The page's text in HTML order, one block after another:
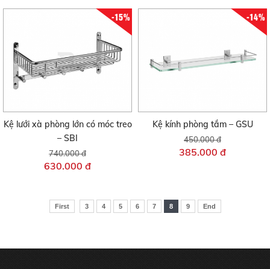
-15%
Kệ lưới xà phòng lớn có móc treo
– SBI
740.000 đ
630.000 đ
-14%
Kệ kính phòng tắm – GSU
450.000 đ
385.000 đ
First 3 4 5 6 7 8 9 End